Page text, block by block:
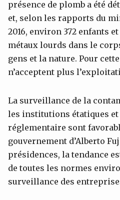
présence de plomb a été
et, selon les rapports du
2016, environ 372 enfants
métaux lourds dans le
gens et la nature. Pour
n’acceptent plus
La surveillance de la
les institutions étatiques et
réglementaire sont
gouvernement d’Alberto
présidences, la tendance
de toutes les normes
surveillance des